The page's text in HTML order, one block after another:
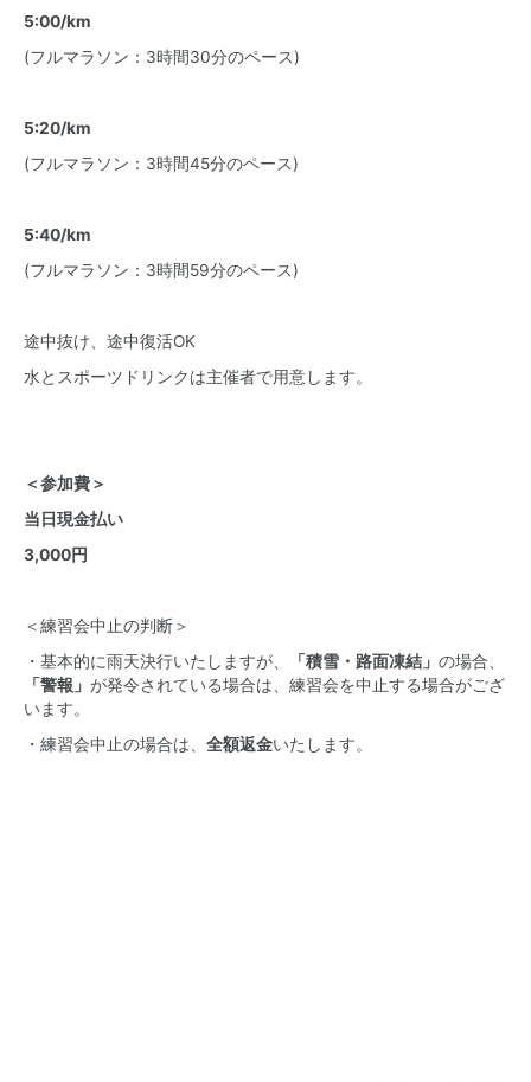
5:00/km
(フルマラソン：3時間30分のペース)
5:20/km
(フルマラソン：3時間45分のペース)
5:40/km
(フルマラソン：3時間59分のペース)
途中抜け、途中復活OK
水とスポーツドリンクは主催者で用意します。
＜参加費＞
当日現金払い
3,000円
＜練習会中止の判断＞
・基本的に雨天決行いたしますが、
「積雪・路面凍結 」 の場合、
「警報」 が発令されている場合は、練習会を中止する場合がござ
います。
・練習会中止の場合は、 全額返金いたします。